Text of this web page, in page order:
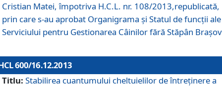
Cristian Matei, împotriva H.C.L. nr. 108/2013,republicată,
prin care s-au aprobat Organigrama şi Statul de funcţii ale
Serviciului pentru Gestionarea Câinilor fără Stăpân
600/16.12.2013
Titlu: Stabilirea cuantumului cheltuielilor de întreţinere a